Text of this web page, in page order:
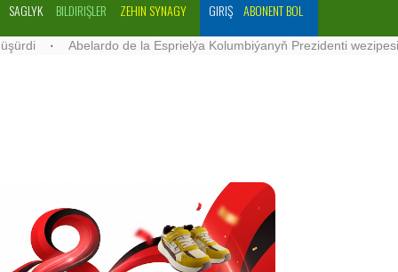
SAGLYK BILDIRIŞLER ZEHIN SYNAGY GIRIŞ ABONENT BOL
Abelardo de la Esprielýa Kolumbiýanyň Prezidenti wezipesine girişdi